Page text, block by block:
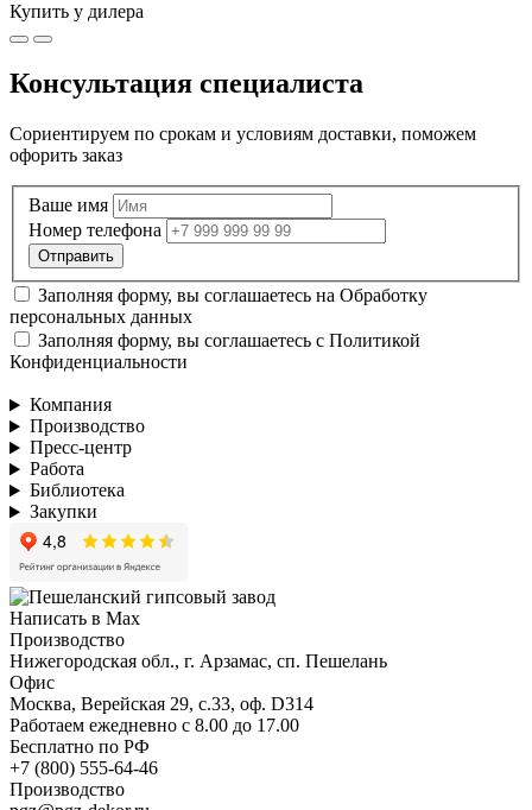
Купить у дилера
Консультация специалиста
Сориентируем по срокам и условиям доставки, поможем
офорить заказ
Ваше имя
Номер телефона
Заполняя форму, вы соглашаетесь на Обработку
персональных данных
Заполняя форму, вы соглашаетесь с Политикой
Конфиденциальности
Компания
Производство
Пресс-центр
Работа
Библиотека
Закупки
Написать в Max
Производство
Нижегородская обл., г. Арзамас, сп. Пешелань
Офис
Москва, Верейская 29, с.33, оф. D314
Работаем ежедневно с 8.00 до 17.00
Бесплатно по РФ
+7 (800) 555-64-46
Производство